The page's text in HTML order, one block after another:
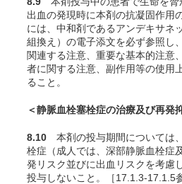
出血の発現時に本剤の抗凝固作用
には、中和剤であるアンデキサ
組換え）の電子添文を必ず参照し
関連する注意、重要な基本的注意
者に関する注意、副作用等の使用
ること。
＜静脈血栓塞栓症の治療及び再発
8.10 本剤の投与期間については
栓症（成人では、深部静脈血栓症
発リスク並びに出血リスクを考慮
投与しないこと。［17.1.3-17.1.5